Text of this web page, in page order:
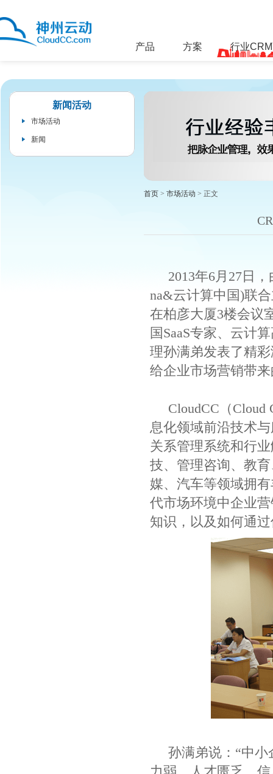
产品 方案 行业
新闻活动
市场活动
新闻
首页 > 市场活动 > 正文
2013年6月27日，
na&云计算中国)联
在柏彦大厦3楼会议
国SaaS专家、云计
理孙满弟发表了精
给企业市场营销带
CloudCC（Cloud
息化领域前沿技术
关系管理系统和行
技、管理咨询、教
媒、汽车等领域拥
代市场环境中企业
知识，以及如何通
孙满弟说：“中小